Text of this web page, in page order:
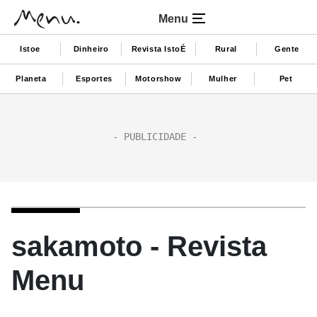
Menu
Istoe Dinheiro Revista IstoÉ Rural Gente
Planeta Esportes Motorshow Mulher Pet
sakamoto - Revista
Menu